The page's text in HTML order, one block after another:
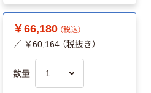
￥66,180 （税込）
／ ￥60,164 （税抜き）
数量